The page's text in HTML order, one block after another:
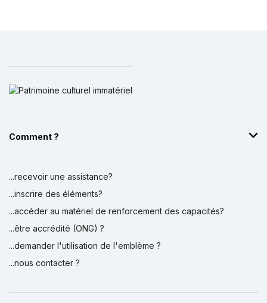
Comment ?
...recevoir une assistance?
...inscrire des éléments?
...accéder au matériel de renforcement des capacités?
...être accrédité (ONG) ?
...demander l'utilisation de l'emblème ?
...nous contacter ?